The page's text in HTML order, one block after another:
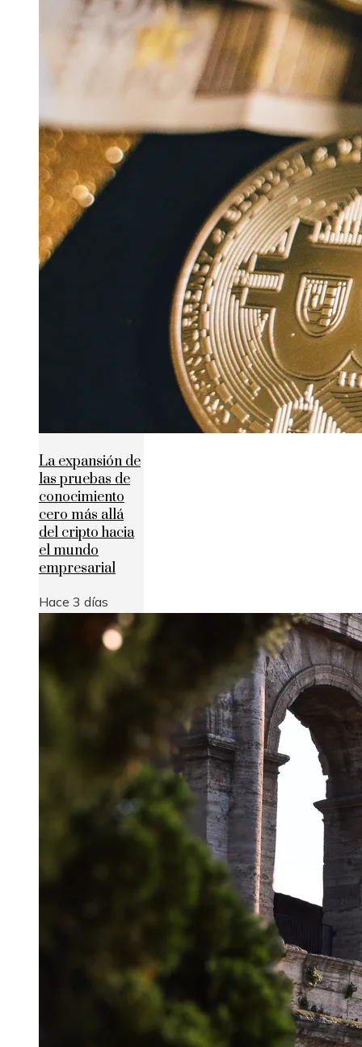
La expansión de
las pruebas de
conocimiento
cero más allá
del cripto hacia
el mundo
empresarial
Hace 3 días